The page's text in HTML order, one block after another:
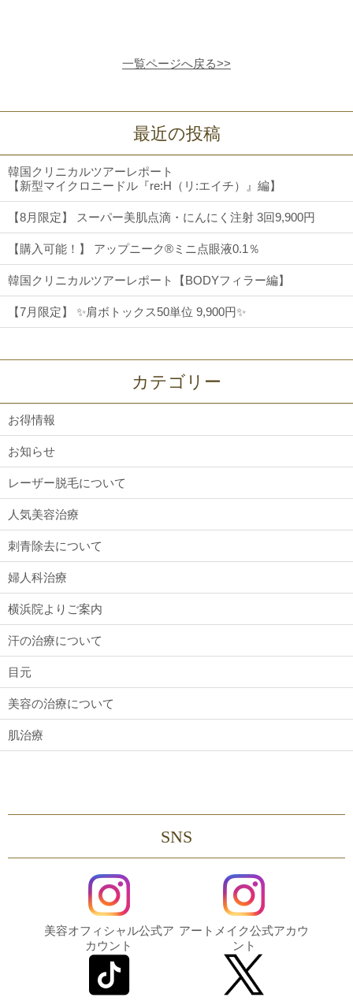
一覧ページへ戻る>>
最近の投稿
韓国クリニカルツアーレポート
【新型マイクロニードル『re:H（リ:エイチ）』編】
【8月限定】 スーパー美肌点滴・にんにく注射 3回9,900円
【購入可能！】 アップニーク®ミニ点眼液0.1％
韓国クリニカルツアーレポート【BODYフィラー編】
【7月限定】 ✨肩ボトックス50単位 9,900円✨
カテゴリー
お得情報
お知らせ
レーザー脱毛について
人気美容治療
刺青除去について
婦人科治療
横浜院よりご案内
汗の治療について
目元
美容の治療について
肌治療
SNS
美容オフィシャル公式ア
カウント
アートメイク公式アカウ
ント